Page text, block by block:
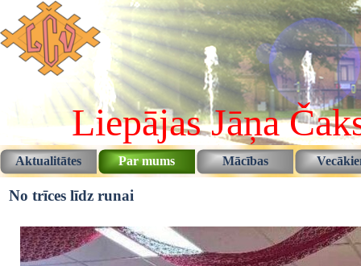
Pāriet uz saturu
Liepājas Jāņa
Aktualitātes Par mums ▼
Mācības ▼
No trīces līdz runai